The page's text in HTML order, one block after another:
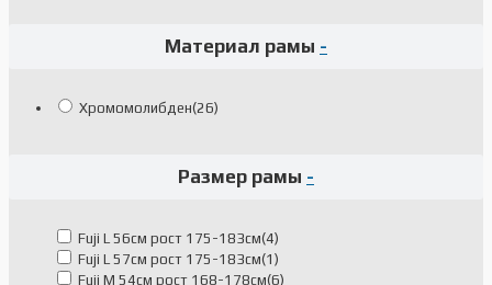
Материал рамы -
Хромомолибден(26)
Размер рамы -
Fuji L 56см рост 175-183см(4)
Fuji L 57см рост 175-183см(1)
Fuji M 54см рост 168-178см(6)